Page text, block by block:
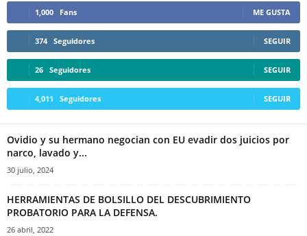
1,000 Fans ME GUSTA
374 Seguidores SEGUIR
26 Seguidores SEGUIR
4,011 Seguidores SEGUIR
Ovidio y su hermano negocian con EU evadir dos juicios por
narco, lavado y...
30 julio, 2024
HERRAMIENTAS DE BOLSILLO DEL DESCUBRIMIENTO
PROBATORIO PARA LA DEFENSA.
26 abril, 2022